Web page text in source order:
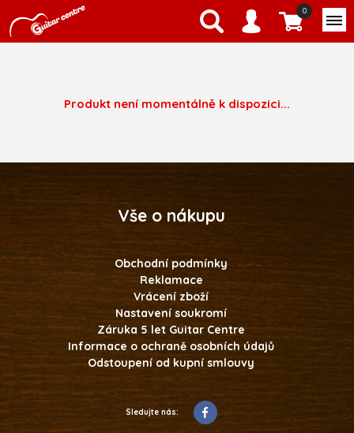
0
Produkt není momentálně k dispozici...
Vše o nákupu
Obchodní podmínky
Reklamace
Vrácení zboží
Nastavení soukromí
Záruka 5 let Guitar Centre
Informace o ochraně osobních údajů
Odstoupení od kupní smlouvy
Sledujte nás: